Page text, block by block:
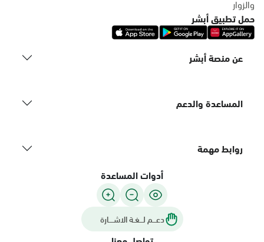
والزوار
حمل تطبيق أبشر
عن منصة أبشر
المساعدة والدعم
روابط مهمة
أدوات المساعدة
دعـــم لـــغـة الاشــــارة